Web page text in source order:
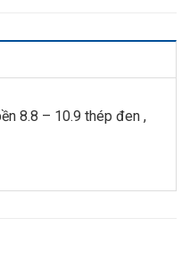
8.8 – 10.9 thép đen ,